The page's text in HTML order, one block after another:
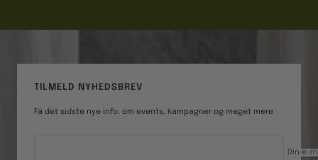
TILMELD NYHEDSBREV
Få det sidste nye info. om events, kampagner og meget mere
Din e-